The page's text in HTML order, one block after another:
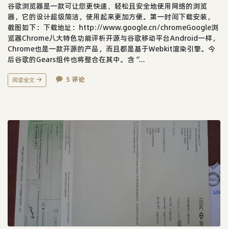
谷歌浏览器是一款可让您更快速、轻松且安全地使用网络的浏览
器，它的设计超级简洁，使用起来更加方便。第一时间下载安装，
截图如下：下载地址：http://www.google.cn/chromeGoogle浏
览器Chrome八大特色功能评析开源与谷歌移动平台Android一样，
Chrome也是一款开源的产品，而且都是基于Webkit渲染引擎。今
后谷歌的Gears组件也将整合在其中。含“...
阅读全文 5 评论